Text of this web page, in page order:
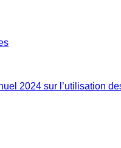
2024 sur l’utilisation